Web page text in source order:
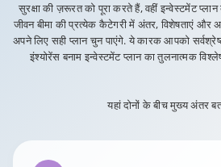
सुरक्षा की ज़रूरत को पूरा करते हैं, वहीं इन्वेस्टमेंट
जीवन बीमा की प्रत्येक कैटेगरी में अंतर, विशेषताएं
अपने लिए सही प्लान चुन पाएंगे. ये कारक आपको
इंश्योरेंस बनाम इन्वेस्टमेंट प्लान का तुलनात्मक
यहां दोनों के बीच मुख्य अंतर